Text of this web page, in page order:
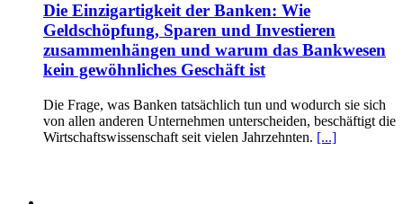
Die Einzigartigkeit der Banken: Wie
Geldschöpfung, Sparen und Investieren
zusammenhängen und warum das Bankwesen
kein gewöhnliches Geschäft ist
Die Frage, was Banken tatsächlich tun und wodurch sie sich
von allen anderen Unternehmen unterscheiden, beschäftigt die
Wirtschaftswissenschaft seit vielen Jahrzehnten. [...]